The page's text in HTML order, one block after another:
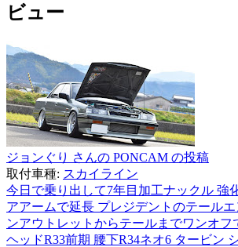
ビュー
ジョンぐり さんの PONCAM の投稿
取付車種: スカイライン
今日で乗り出して7年目加工ナックル 強
アアームで延長 プレジデントのテール
ンアウトレットからテールまでワンオ
ヘッドR33前期 腰下R34ネオ6 タービン